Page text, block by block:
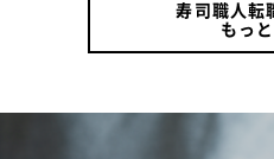
寿司職人転
もっ